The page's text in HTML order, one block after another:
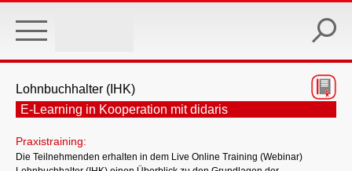
main
Lohnbuchhalter (IHK)
E-Learning in Kooperation mit didaris
Praxistraining:
Die Teilnehmenden erhalten in dem Live Online Training (Webinar)